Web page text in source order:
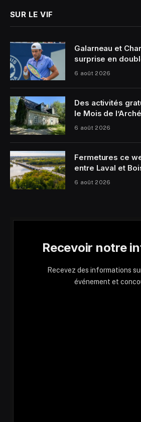
SUR LE VIF
Galarneau et
surprise en
6 août 2026
Des activités
le Mois de
6 août 2026
Fermetures ce
entre Laval et
6 août 2026
Recevoir notre
Recevez des informations
événement et